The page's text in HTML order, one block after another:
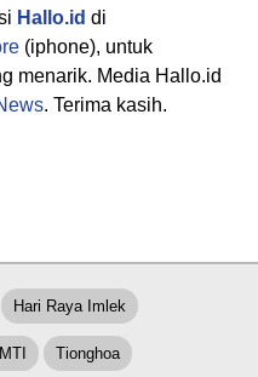
Hallo.id di
(iphone), untuk
menarik. Media Hallo.id
. Terima kasih.
Hari Raya Imlek
Tionghoa